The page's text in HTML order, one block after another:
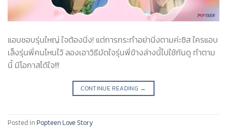
แอบชอบรุ่นใหญ่ ใจต้องนิ่ง! แต่การกระทำอย่านิ่งตามค่ะซิส ใครแอบ
เล็งรุ่นพี่คนไหนไว้ ลองเอาวิธีมัดใจรุ่นพี่ข้างล่างนี้ไปใช้กันดู ทำตาม
นี้ มีโอกาสได้ใจ!!!
CONTINUE READING →
Posted in Popteen Love Story